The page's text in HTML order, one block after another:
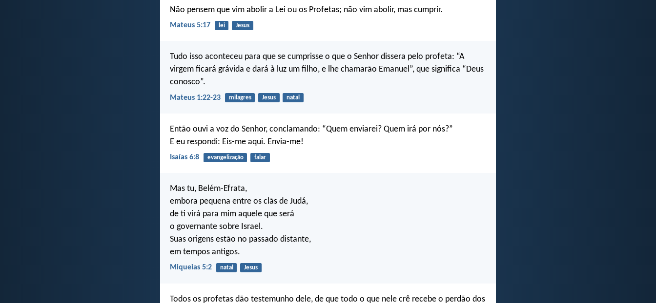
Não pensem que vim abolir a Lei ou os Profetas; não vim abolir, mas cumprir.
Mateus 5:17 lei Jesus
Tudo isso aconteceu para que se cumprisse o que o Senhor dissera pelo profeta: “A
virgem ficará grávida e dará à luz um filho, e lhe chamarão Emanuel”, que significa “Deus
conosco”.
Mateus 1:22-23 milagres Jesus natal
Então ouvi a voz do Senhor, conclamando: “Quem enviarei? Quem irá por nós?”
E eu respondi: Eis-me aqui. Envia-me!
Isaías 6:8 evangelização falar
Mas tu, Belém-Efrata,
embora pequena entre os clãs de Judá,
de ti virá para mim aquele que será
o governante sobre Israel.
Suas origens estão no passado distante,
em tempos antigos.
Miqueias 5:2 natal Jesus
Todos os profetas dão testemunho dele, de que todo o que nele crê recebe o perdão dos